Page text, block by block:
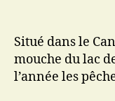
Situé dans le
mouche du lac
l’année les